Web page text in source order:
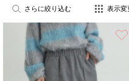
さらに絞り込む 表示変